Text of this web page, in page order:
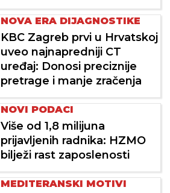
NOVA ERA DIJAGNOSTIKE
KBC Zagreb prvi u Hrvatskoj
uveo najnapredniji CT
uređaj: Donosi preciznije
pretrage i manje zračenja
NOVI PODACI
Više od 1,8 milijuna
prijavljenih radnika: HZMO
bilježi rast zaposlenosti
MEDITERANSKI MOTIVI